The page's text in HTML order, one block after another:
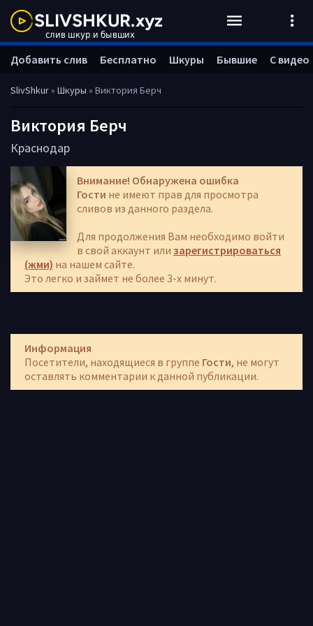
SlivShkur» Шкуры » Виктория Берч
Виктория Берч
Краснодар
Внимание! Обнаружена ошибка
Гости не имеют прав для просмотра
сливов из данного раздела.
Для продолжения Вам необходимо войти
в свой аккаунт или зарегистрироваться
(жми) на нашем сайте.
Это легко и займет не более 3-х минут.
Информация
Посетители, находящиеся в группе Гости, не могут
оставлять комментарии к данной публикации.
Добавить слив Бесплатно Шкуры Бывшие С видео